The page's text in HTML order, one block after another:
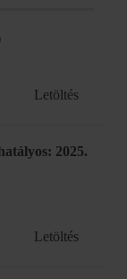
Letöltés
2025.
Letöltés